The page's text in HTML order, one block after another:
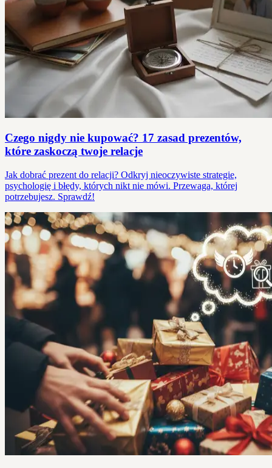
Czego nigdy nie kupować? 17 zasad prezentów,
które zaskoczą twoje relacje
Jak dobrać prezent do relacji? Odkryj nieoczywiste strategie,
psychologię i błędy, których nikt nie mówi. Przewaga, której
potrzebujesz. Sprawdź!